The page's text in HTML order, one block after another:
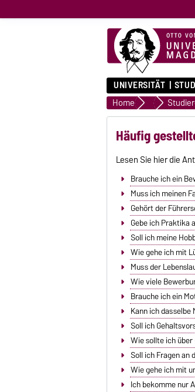
UNIVERSITÄT
Home
Häufig
Lesen Sie hier die
Brauche ich ein
Muss ich meinen
Gehört der
Gebe ich Praktika
Soll ich meine
Wie gehe ich mit
Muss der
Wie viele
Brauche ich ein
Kann ich
Soll ich
Wie sollte ich
Soll ich Fragen an
Wie gehe ich mit
Ich bekomme nur